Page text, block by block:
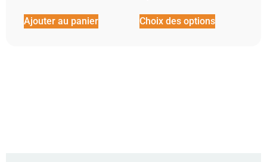
Ajouter au panier Choix des options